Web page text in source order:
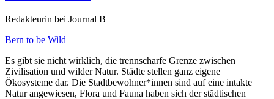
Redakteurin bei Journal B
Bern to be Wild
Es gibt sie nicht wirklich, die trennscharfe Grenze zwischen
Zivilisation und wilder Natur. Städte stellen ganz eigene
Ökosysteme dar. Die Stadtbewohner*innen sind auf eine intakte
Natur angewiesen, Flora und Fauna haben sich der städtischen